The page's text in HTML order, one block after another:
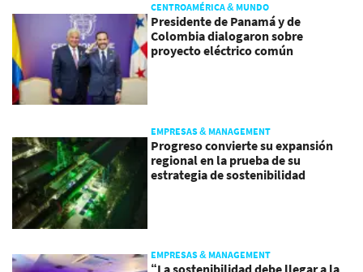
CENTROAMÉRICA & MUNDO
Presidente de Panamá y de
Colombia dialogaron sobre
proyecto eléctrico común
EMPRESAS & MANAGEMENT
Progreso convierte su expansión
regional en la prueba de su
estrategia de sostenibilidad
EMPRESAS & MANAGEMENT
“La sostenibilidad debe llegar a la